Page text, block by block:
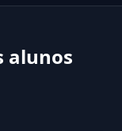
alunos